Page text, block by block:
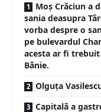
Moș Crăciun a
sania deasupra
vorba despre o
pe bulevardul
acesta ar fi
Bănie.
Olguța
Capitală a